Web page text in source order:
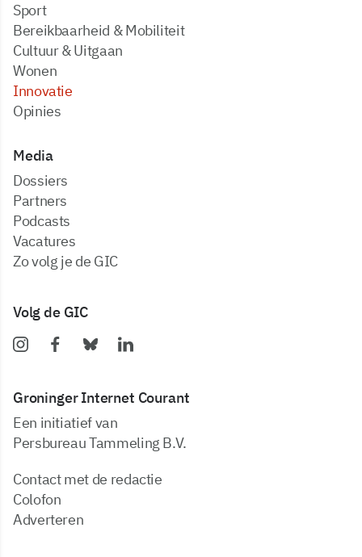
Sport
Bereikbaarheid & Mobiliteit
Cultuur & Uitgaan
Wonen
Innovatie
Opinies
Media
dossiers
partners
podcasts
vacatures
zo volg je de GIC
Volg de GIC
Groninger Internet Courant
Een initiatief van
Persbureau Tammeling B.V.
Contact met de redactie
Colofon
Adverteren